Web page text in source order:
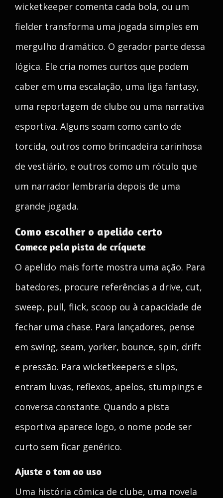
wicketkeeper comenta cada bola, ou um
fielder transforma uma jogada simples em
mergulho dramático. O gerador parte dessa
lógica. Ele cria nomes curtos que podem
caber em uma escalação, uma liga fantasy,
uma reportagem de clube ou uma narrativa
esportiva. Alguns soam como canto de
torcida, outros como brincadeira carinhosa
de vestiário, e outros como um rótulo que
um narrador lembraria depois de uma
grande jogada.
Como escolher o apelido certo
Comece pela pista de críquete
O apelido mais forte mostra uma ação. Para
batedores, procure referências a drive, cut,
sweep, pull, flick, scoop ou à capacidade de
fechar uma chase. Para lançadores, pense
em swing, seam, yorker, bounce, spin, drift
e pressão. Para wicketkeepers e slips,
entram luvas, reflexos, apelos, stumpings e
conversa constante. Quando a pista
esportiva aparece logo, o nome pode ser
curto sem ficar genérico.
Ajuste o tom ao uso
Uma história cômica de clube, uma novela